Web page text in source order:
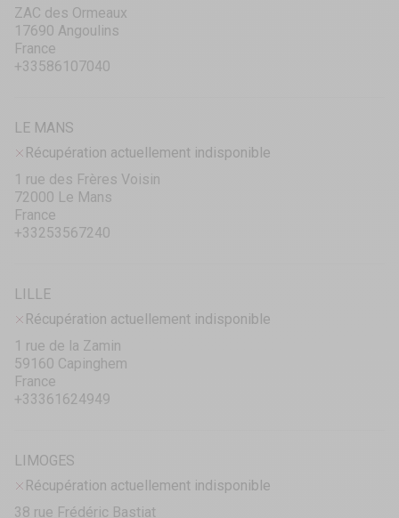
ZAC des Ormeaux
17690 Angoulins
France
+33586107040
LE MANS
Récupération actuellement indisponible
1 rue des Frères Voisin
72000 Le Mans
France
+33253567240
LILLE
Récupération actuellement indisponible
1 rue de la Zamin
59160 Capinghem
France
+33361624949
LIMOGES
Récupération actuellement indisponible
38 rue Frédéric Bastiat